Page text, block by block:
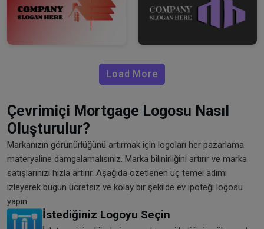
Load More
Çevrimiçi Mortgage Logosu Nasıl
Oluşturulur?
Markanızın görünürlüğünü artırmak için logoları her pazarlama
materyaline damgalamalısınız. Marka bilinirliğini artırır ve marka
satışlarınızı hızla artırır. Aşağıda özetlenen üç temel adımı
izleyerek bugün ücretsiz ve kolay bir şekilde ev ipoteği logosu
yapın.
İstediğiniz Logoyu Seçin